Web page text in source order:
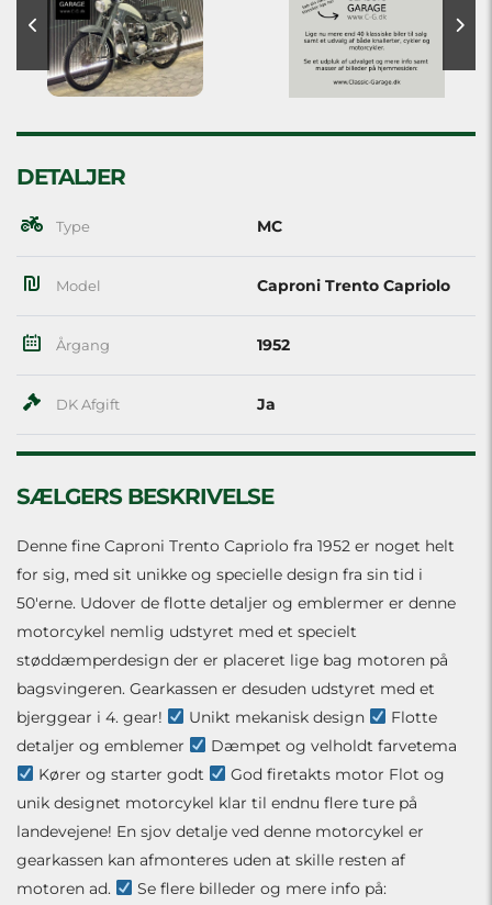
DETALJER
Type MC
Model Caproni Trento Capriolo
Årgang 1952
DK Afgift Ja
SÆLGERS BESKRIVELSE
Denne fine Caproni Trento Capriolo fra 1952 er noget helt
for sig, med sit unikke og specielle design fra sin tid i
50'erne. Udover de flotte detaljer og emblermer er denne
motorcykel nemlig udstyret med et specielt
støddæmperdesign der er placeret lige bag motoren på
bagsvingeren. Gearkassen er desuden udstyret med et
bjerggear i 4. gear!
Unikt mekanisk design
Flotte
detaljer og emblemer
Dæmpet og velholdt farvetema
Kører og starter godt
God firetakts motor Flot og
unik designet motorcykel klar til endnu flere ture på
landevejene! En sjov detalje ved denne motorcykel er
gearkassen kan afmonteres uden at skille resten af
motoren ad.
Se flere billeder og mere info på: